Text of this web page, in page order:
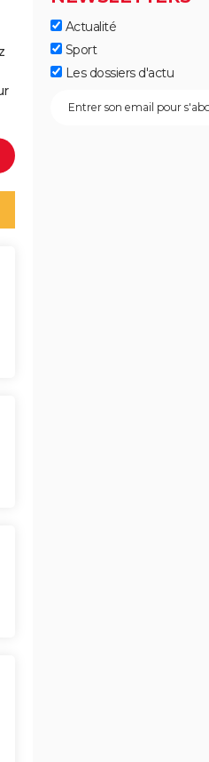
Actualité
Sport
Les dossiers d'actu